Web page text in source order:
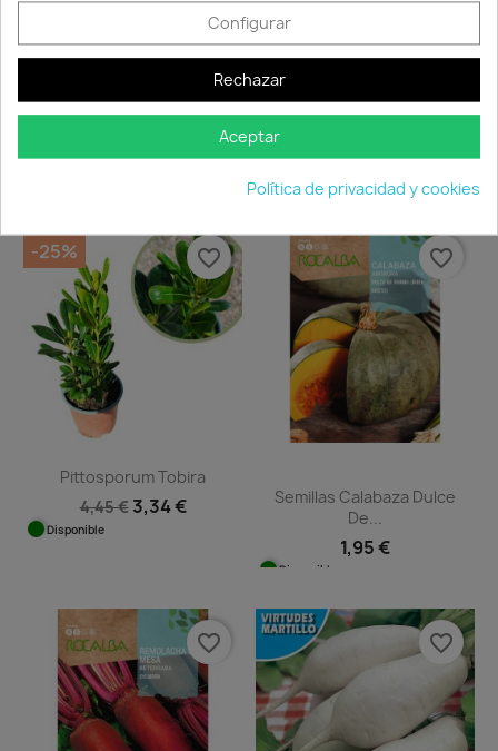
Compartir
Los clientes que adquirieron este
producto también compraron:
Pittosporum Tobira
4,45 € 3,34 €
Disponible
-25% favorite_border
Semillas Calabaza Dulce
De...
1,95 €
Disponible
favorite_border
favorite_border favorite_border
Configurar
Rechazar
Aceptar
Política de privacidad y cookies